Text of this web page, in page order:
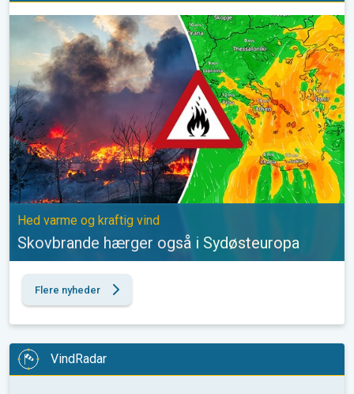
Skovbrande hærger også i Sydøsteuropa. Hed varme og
Hed varme og kraftig vind
Skovbrande hærger også i Sydøsteuropa
Flere nyheder
VindRadar